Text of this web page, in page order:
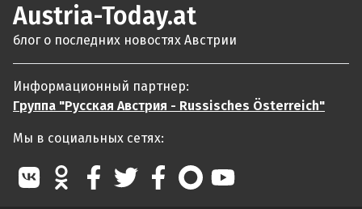
Austria-Today.at
блог о последних новостях Австрии
Информационный партнер:
Группа "Русская Австрия - Russisches Österreich"
Мы в социальных сетях: